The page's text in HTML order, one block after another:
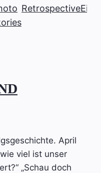
Retrospective
April
viel ist unser
„Schau doch